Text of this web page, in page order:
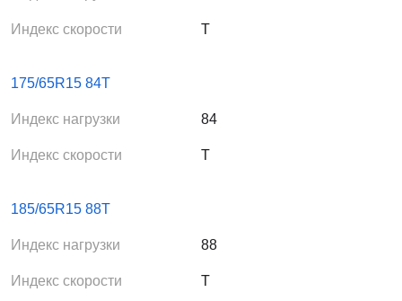
Индекс скорости T
175/65R15 84T
Индекс нагрузки 84
Индекс скорости T
185/65R15 88T
Индекс нагрузки 88
Индекс скорости T